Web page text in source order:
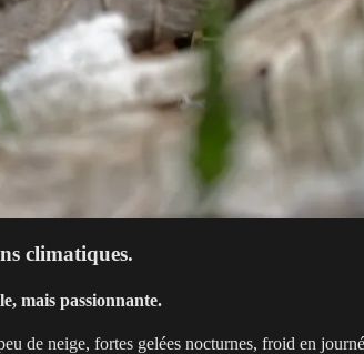
climatiques.
mais passionnante.
de neige, fortes gelées nocturnes, froid en